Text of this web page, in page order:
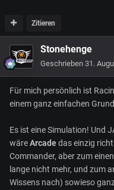
Zitieren
Stonehenge
Geschrieben 31.
Für mich persönlich ist
einem ganz einfachen
Es ist eine Simulation! Und
wäreArcadedas einzig
Commander, aber zum
lange nicht mehr, und zum
Wissens nach) sowieso